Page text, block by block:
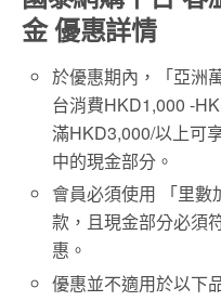
金 優惠詳情
於優惠期內，「亞洲
台消費HKD1,000 -
滿HKD3,000/以上可
中的現金部分。
會員必須使用 「里
款，且現金部分必須
惠。
優惠並不適用於以下